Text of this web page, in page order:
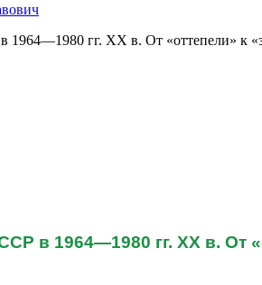
гг. ХХ в. От «оттепели» к
в 1964—1980 гг. ХХ в. От